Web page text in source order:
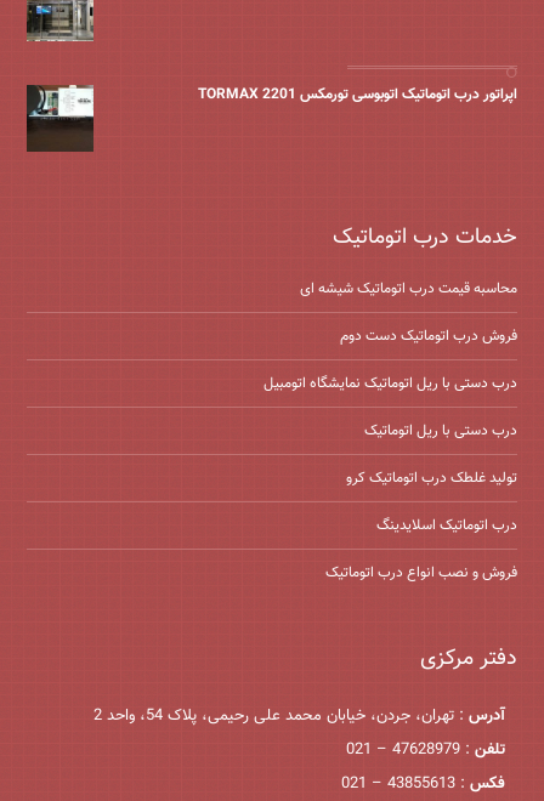
اپراتور درب اتوماتیک اتوبوسی تورمکس 2201 TORMAX
خدمات درب اتوماتیک
محاسبه قیمت درب اتوماتیک شیشه ‌ای
فروش درب اتوماتیک دست دوم
درب دستی با ریل اتوماتیک نمایشگاه اتومبیل
درب دستی با ریل اتوماتیک
تولید غلطک درب اتوماتیک کرو
درب اتوماتیک اسلایدینگ
فروش و نصب انواع درب اتوماتیک
دفتر مرکزی
آدرس : تهران، جردن، خیابان محمد علی رحیمی، پلاک 54، واحد 2
تلفن : 47628979 – 021
فکس : 43855613 – 021